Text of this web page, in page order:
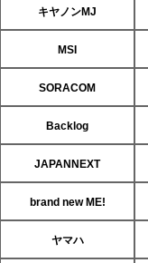
キヤノンMJ
MSI
SORACOM
Backlog
JAPANNEXT
brand new ME!
ヤマハ